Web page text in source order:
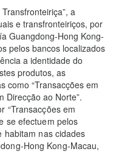
a
e transfronteiriços, por
Guangdong-Hong Kong-
pelos bancos localizados
a identidade do
produtos, as
como “Transacções em
Direcção ao Norte”.
“Transacções em
se efectuem pelos
habitam nas cidades
Hong Kong-Macau,